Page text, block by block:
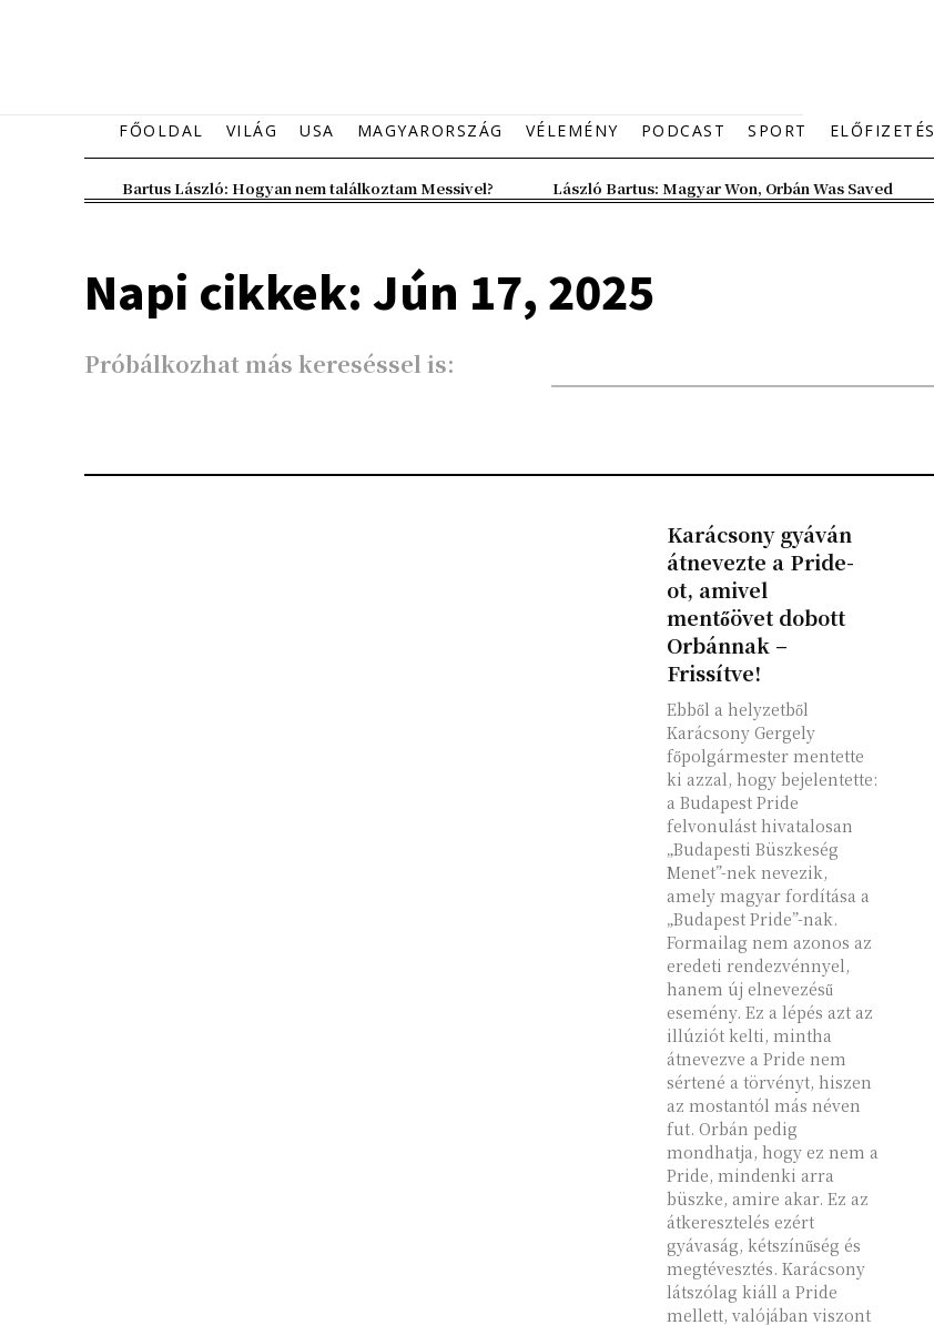
FŐOLDAL VILÁG USA MAGYARORSZÁG VÉLEMÉNY PODCAST SPORT ELŐFIZETÉS
Bartus László: Hogyan nem találkoztam Messivel? László Bartus: Magyar Won, Orbán Was Saved
Napi cikkek: Jún 17, 2025
Próbálkozhat más kereséssel is:
Karácsony gyáván
átnevezte a Pride-
ot, amivel
mentőövet dobott
Orbánnak –
Frissítve!
Ebből a helyzetből
Karácsony Gergely
főpolgármester mentette
ki azzal, hogy bejelentette:
a Budapest Pride
felvonulást hivatalosan
„Budapesti Büszkeség
Menet”-nek nevezik,
amely magyar fordítása a
„Budapest Pride”-nak.
Formailag nem azonos az
eredeti rendezvénnyel,
hanem új elnevezésű
esemény. Ez a lépés azt az
illúziót kelti, mintha
átnevezve a Pride nem
sértené a törvényt, hiszen
az mostantól más néven
fut. Orbán pedig
mondhatja, hogy ez nem a
Pride, mindenki arra
büszke, amire akar. Ez az
átkeresztelés ezért
gyávaság, kétszínűség és
megtévesztés. Karácsony
látszólag kiáll a Pride
mellett, valójában viszont